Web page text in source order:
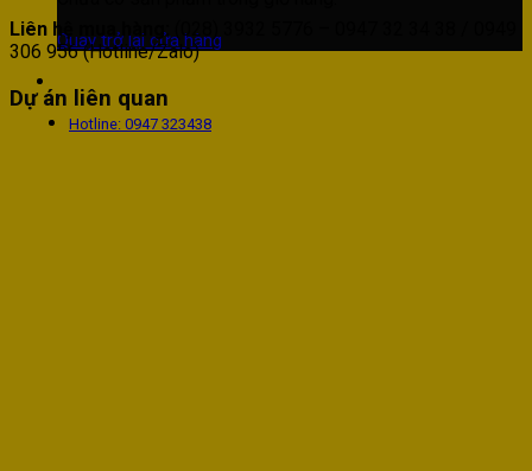
Quay trở lại cửa hàng
Hotline: 0947 323438
Liên hệ mua hàng:
(028) 3932 5776 – 0947 32 34 38 / 0949
306 956 (Hotline/Zalo)
Dự án liên quan